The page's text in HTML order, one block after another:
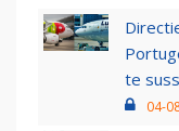
te
04-